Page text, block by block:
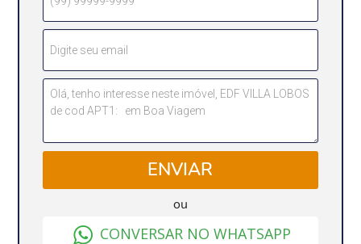
ENVIAR
ou
CONVERSAR NO WHATSAPP